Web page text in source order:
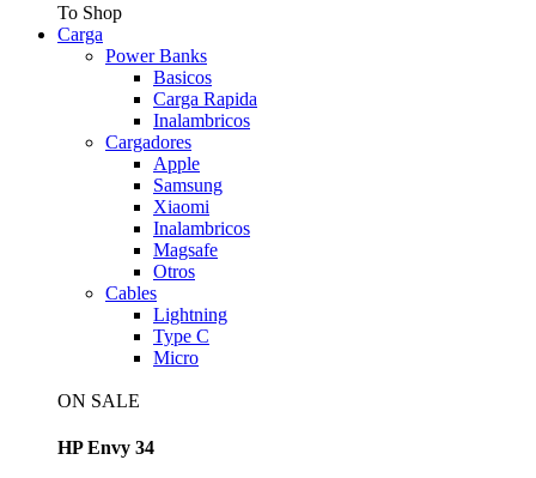
To Shop
Carga
Power Banks
Basicos
Carga Rapida
Inalambricos
Cargadores
Apple
Samsung
Xiaomi
Inalambricos
Magsafe
Otros
Cables
Lightning
Type C
Micro
ON SALE
HP Envy 34